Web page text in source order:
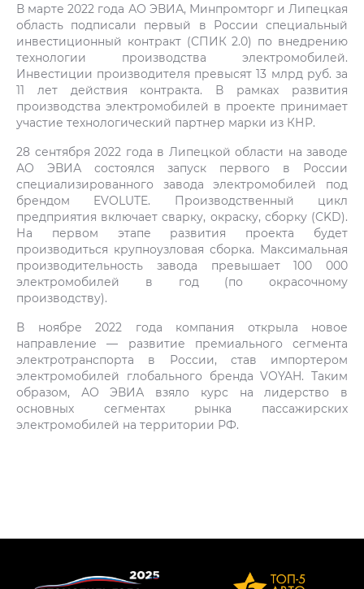
В марте 2022 года АО ЭВИА, Минпромторг и Липецкая
область подписали первый в России специальный
инвестиционный контракт (СПИК 2.0) по внедрению
технологии производства электромобилей.
Инвестиции производителя превысят 13 млрд руб. за
11 лет действия контракта. В рамках развития
производства электромобилей в проекте принимает
участие технологический партнер марки из КНР.
28 сентября 2022 года в Липецкой области на заводе
АО ЭВИА состоялся запуск первого в России
специализированного завода электромобилей под
брендом EVOLUTE. Производственный цикл
предприятия включает сварку, окраску, сборку (CKD).
На первом этапе развития проекта будет
производиться крупноузловая сборка. Максимальная
производительность завода превышает 100 000
электромобилей в год (по окрасочному
производству).
В ноябре 2022 года компания открыла новое
направление — развитие премиального сегмента
электротранспорта в России, став импортером
электромобилей глобального бренда VOYAH. Таким
образом, АО ЭВИА взяло курс на лидерство в
основных сегментах рынка пассажирских
электромобилей на территории РФ.